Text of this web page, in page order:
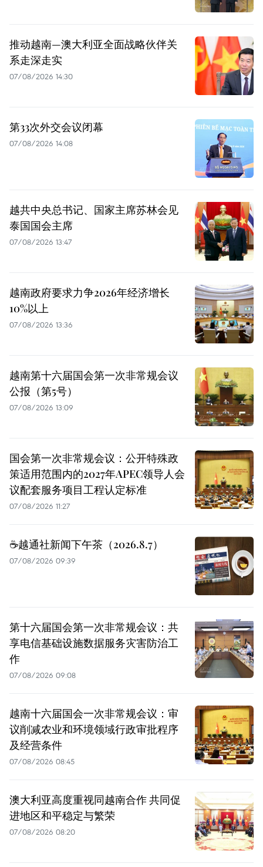
推动越南—澳大利亚全面战略伙伴关
系走深走实
07/08/2026 14:30
第33次外交会议闭幕
07/08/2026 14:08
越共中央总书记、国家主席苏林会见
泰国国会主席
07/08/2026 13:47
越南政府要求力争2026年经济增长
10%以上
07/08/2026 13:36
越南第十六届国会第一次非常规会议
公报（第5号）
07/08/2026 13:09
国会第一次非常规会议：公开特殊政
策适用范围内的2027年APEC领导人会
议配套服务项目工程认定标准
07/08/2026 11:27
☕️越通社新闻下午茶（2026.8.7）
07/08/2026 09:39
第十六届国会第一次非常规会议：共
享电信基础设施数据服务灾害防治工
作
07/08/2026 09:08
越南十六届国会一次非常规会议：审
议削减农业和环境领域行政审批程序
及经营条件
07/08/2026 08:45
澳大利亚高度重视同越南合作 共同促
进地区和平稳定与繁荣
07/08/2026 08:20